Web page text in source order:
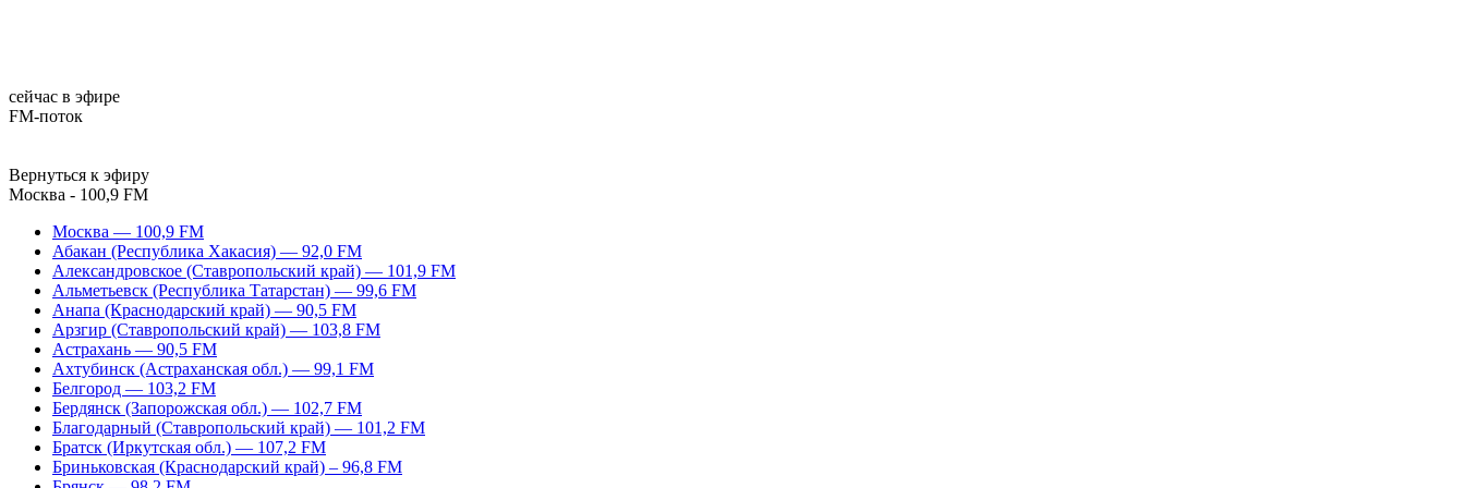
сейчас в эфире
FM-поток
Вернуться к эфиру
Москва - 100,9 FM
Москва — 100,9 FM
Абакан (Республика Хакасия) — 92,0 FM
Александровское (Ставропольский край) — 101,9 FM
Альметьевск (Республика Татарстан) — 99,6 FM
Анапа (Краснодарский край) — 90,5 FM
Арзгир (Ставропольский край) — 103,8 FM
Астрахань — 90,5 FM
Ахтубинск (Астраханская обл.) — 99,1 FM
Белгород — 103,2 FM
Бердянск (Запорожская обл.) — 102,7 FM
Благодарный (Ставропольский край) — 101,2 FM
Братск (Иркутская обл.) — 107,2 FM
Бриньковская (Краснодарский край) – 96,8 FM